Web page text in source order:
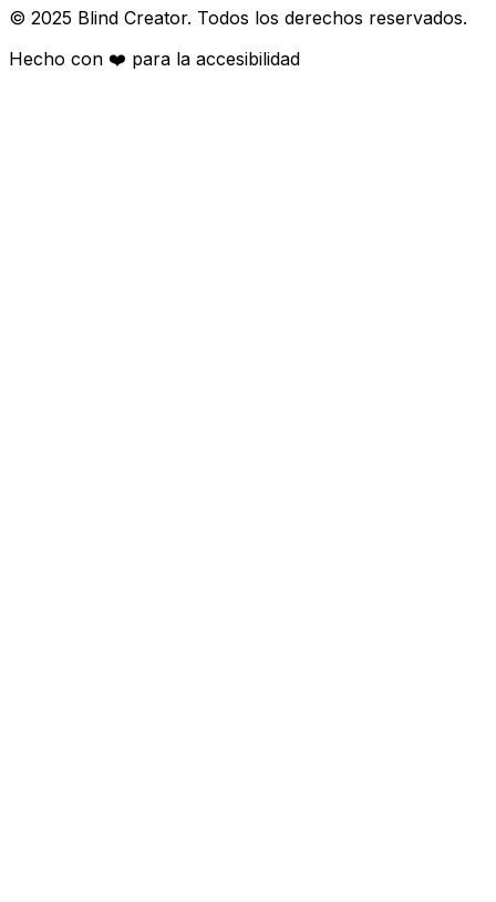
© 2025 Blind Creator. Todos los derechos reservados.
Hecho con ❤️ para la accesibilidad